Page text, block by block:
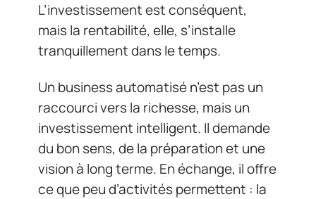
L’investissement est conséquent,
mais la rentabilité, elle, s’installe
tranquillement dans le temps.
Un business automatisé n’est pas un
raccourci vers la richesse, mais un
investissement intelligent. Il demande
du bon sens, de la préparation et une
vision à long terme. En échange, il offre
ce que peu d’activités permettent : la